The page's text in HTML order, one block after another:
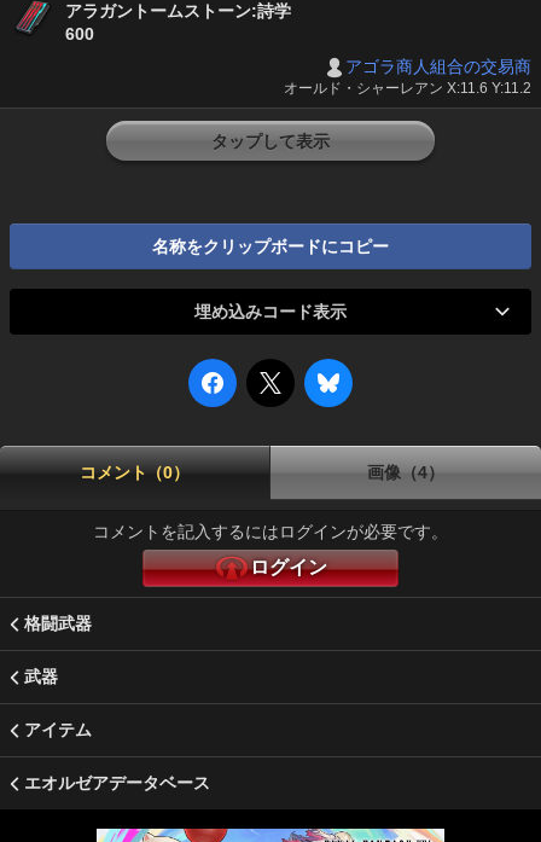
アラガントームストーン:詩学
600
アゴラ商人組合の交易商
オールド・シャーレアン X:11.6 Y:11.2
タップして表示
名称をクリップボードにコピー
埋め込みコード表示
コメント（0） 画像（4）
コメントを記入するにはログインが必要です。
ログイン
格闘武器
武器
アイテム
エオルゼアデータベース